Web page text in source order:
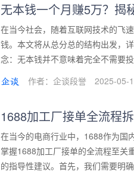
无本钱一个月赚5万？揭
在当今社会，随着互联网技术的飞
钱。本文将从总分总的结构出发，
念：无本钱并不意味着完全不需要
作者：企谈段誉
2025-05-
1688加工厂接单全流程
在当今的电商行业中，1688作为国
掌握1688加工厂接单的全流程至关
的指导性建议。首先，我们需要明